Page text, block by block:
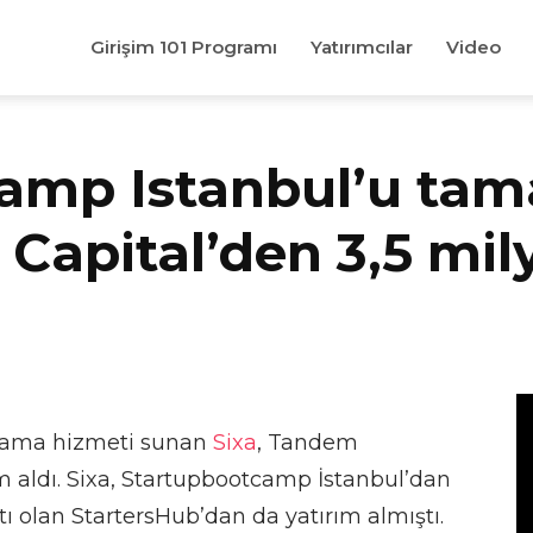
Girişim 101 Programı Yatırımcılar Video
Istanbul’u
3,5
hizmeti sunan Sixa, Tandem
aldı. Sixa, Startupbootcamp İstanbul’dan
olan StartersHub’dan da yatırım almıştı.